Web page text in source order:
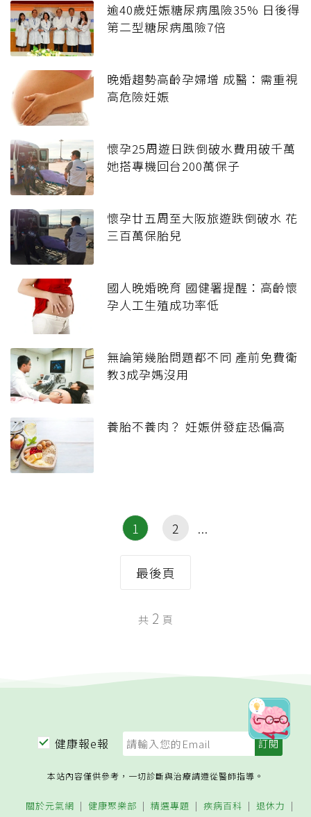
逾40歲妊娠糖尿病風險35% 日後得
第二型糖尿病風險7倍
晚婚趨勢高齡孕婦增 成醫：需重視
高危險妊娠
懷孕25周遊日跌倒破水費用破千萬
她搭專機回台200萬保子
懷孕廿五周至大阪旅遊跌倒破水 花
三百萬保胎兒
國人晚婚晚育 國健署提醒：高齡懷
孕人工生殖成功率低
無論第幾胎問題都不同 產前免費衛
教3成孕媽沒用
養胎不養肉？ 妊娠併發症恐偏高
1 2
最後頁
共 2 頁
健康報e報
本站內容僅供參考，一切診斷與治療請遵從醫師指導。
關於元氣網 健康聚樂部 精選專題 疾病百科 退休力